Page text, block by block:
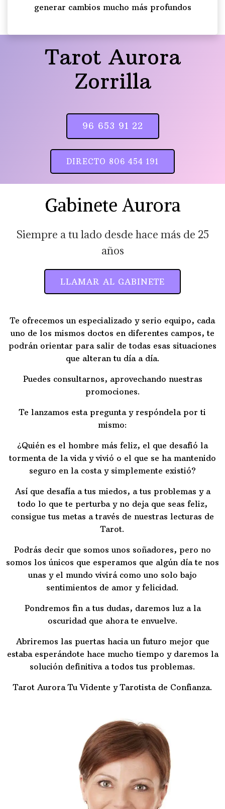
generar cambios mucho más profundos
Tarot Aurora
Zorrilla
96 653 91 22
DIRECTO 806 454 191
Gabinete Aurora
Siempre a tu lado desde hace más de 25
años
LLAMAR AL GABINETE
Te ofrecemos un especializado y serio equipo, cada
uno de los mismos doctos en diferentes campos, te
podrán orientar para salir de todas esas situaciones
que alteran tu día a día.
Puedes consultarnos, aprovechando nuestras
promociones.
Te lanzamos esta pregunta y respóndela por ti
mismo:
¿Quién es el hombre más feliz, el que desafió la
tormenta de la vida y vivió o el que se ha mantenido
seguro en la costa y simplemente existió?
Así que desafía a tus miedos, a tus problemas y a
todo lo que te perturba y no deja que seas feliz,
consigue tus metas a través de nuestras lecturas de
Tarot.
Podrás decir que somos unos soñadores, pero no
somos los únicos que esperamos que algún día te nos
unas y el mundo vivirá como uno solo bajo
sentimientos de amor y felicidad.
Pondremos fin a tus dudas, daremos luz a la
oscuridad que ahora te envuelve.
Abriremos las puertas hacia un futuro mejor que
estaba esperándote hace mucho tiempo y daremos la
solución definitiva a todos tus problemas.
Tarot Aurora Tu Vidente y Tarotista de Confianza.